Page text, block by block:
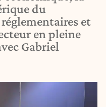
du
et
en pleine
Gabriel